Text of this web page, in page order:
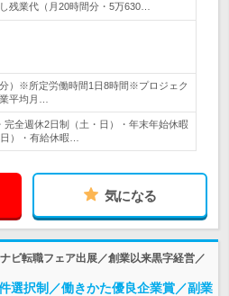
残業代（月20時間分・5万630…
）※所定労働時間1日8時間※プロジェク
平均月…
完全週休2日制（土・日）・年末年始休暇
）・有給休暇…
気になる
ビ転職フェア出展／創業以来黒字経営／
選択制／働きかた優良企業賞／副業